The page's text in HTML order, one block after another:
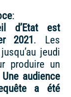
:
d’Etat est
2021. Les
jeudi
produire un
Une audience
a été